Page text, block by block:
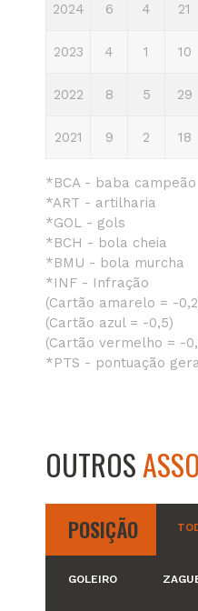
2024 6 4 21
2023 4 1 10
2022 8 5 29
2021 9 2 18
*BCA - baba campeão
*ART - artilharia
*GOL - gols
*BCH - bola cheia
*BMU - bola murcha
*INF - Infração
(Cartão amarelo = -
(Cartão azul = -0,5)
(Cartão vermelho = -
*PTS - pontuação
OUTROS
POSIÇÃO
GOLEIRO